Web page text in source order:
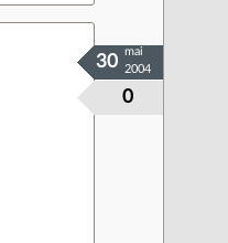
0
30
mai
2004